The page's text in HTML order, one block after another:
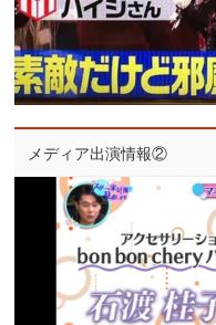
メディア出演情報②